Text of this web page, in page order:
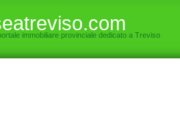
immobiliare provinciale dedicato a Treviso